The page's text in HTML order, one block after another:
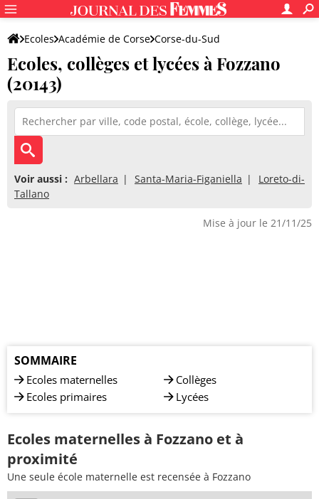
Ecoles Académie de Corse Corse-du-Sud
Ecoles, collèges et lycées à Fozzano
(20143)
Voir aussi : Arbellara Santa-Maria-Figaniella
Loreto-di-
Tallano
Mise à jour le 21/11/25
SOMMAIRE
Ecoles maternelles
Ecoles primaires
Collèges
Lycées
Ecoles maternelles à Fozzano et à
proximité
Une seule école maternelle est recensée à Fozzano